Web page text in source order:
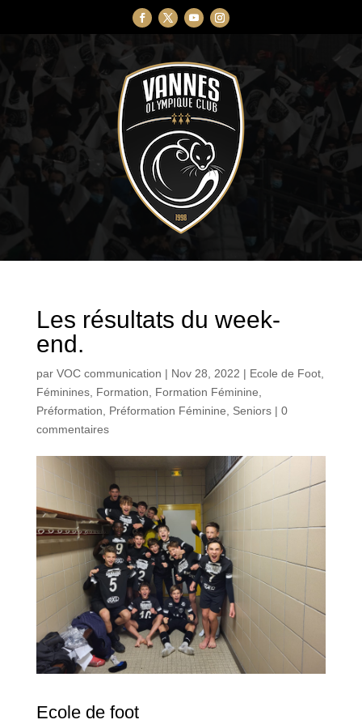
Les résultats du week-
end.
par VOC communication | Nov 28, 2022 | Ecole de Foot,
Féminines, Formation, Formation Féminine,
Préformation, Préformation Féminine, Seniors| 0
commentaires
Ecole de foot